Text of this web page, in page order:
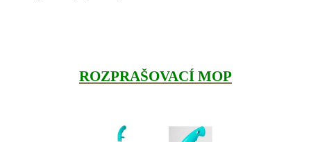
ROZPRAŠOVACÍ MOP